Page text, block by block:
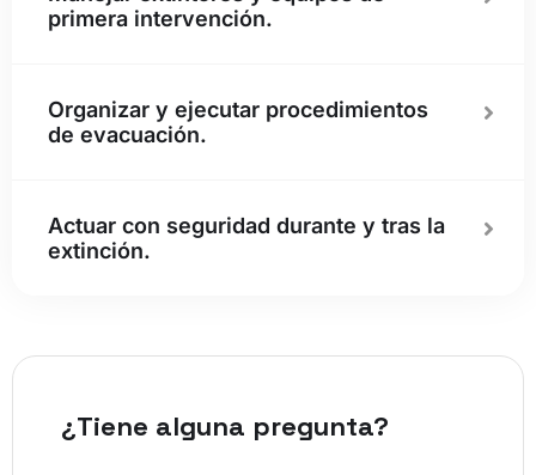
¿Tiene alguna pregunta?
primera intervención.
Organizar y ejecutar procedimientos
de evacuación.
Actuar con seguridad durante y tras la
extinción.